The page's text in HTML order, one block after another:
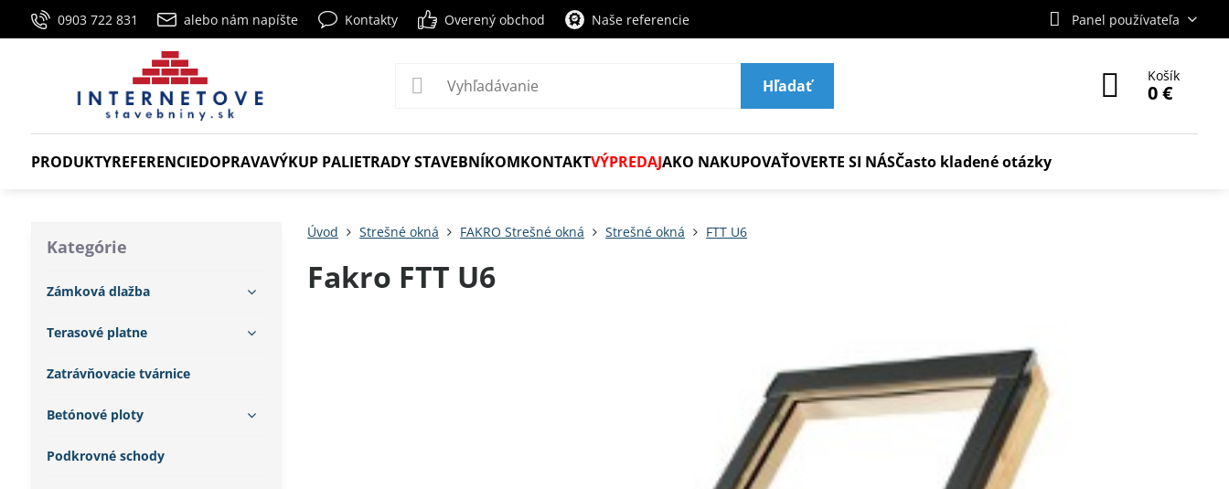
0903 722 831 alebo nám napíšte Kontakty Overený obchod Naše referencie Panel používateľa
Hľadať
Košík
0 €
PRODUKTYREFERENCIEDOPRAVAVÝKUP PALIETRADY STAVEBNÍKOMKONTAKTVÝPREDAJAKO NAKUPOVAŤOVERTE SI NÁSČasto kladené otázky
Úvod Strešné okná FAKRO Strešné okná Strešné okná FTT U6
Fakro FTT U6
Kategórie
Zámková dlažba
Terasové platne
Zatrávňovacie tvárnice
Betónové ploty
Podkrovné schody